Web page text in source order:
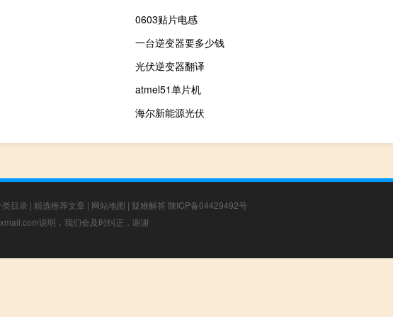
0603贴片电感
一台逆变器要多少钱
光伏逆变器翻译
atmel51单片机
海尔新能源光伏
目录 | 精选推荐文章 | 网站地图 | 疑难解答 陕ICP备04429492号
说明，我们会及时纠正，谢谢